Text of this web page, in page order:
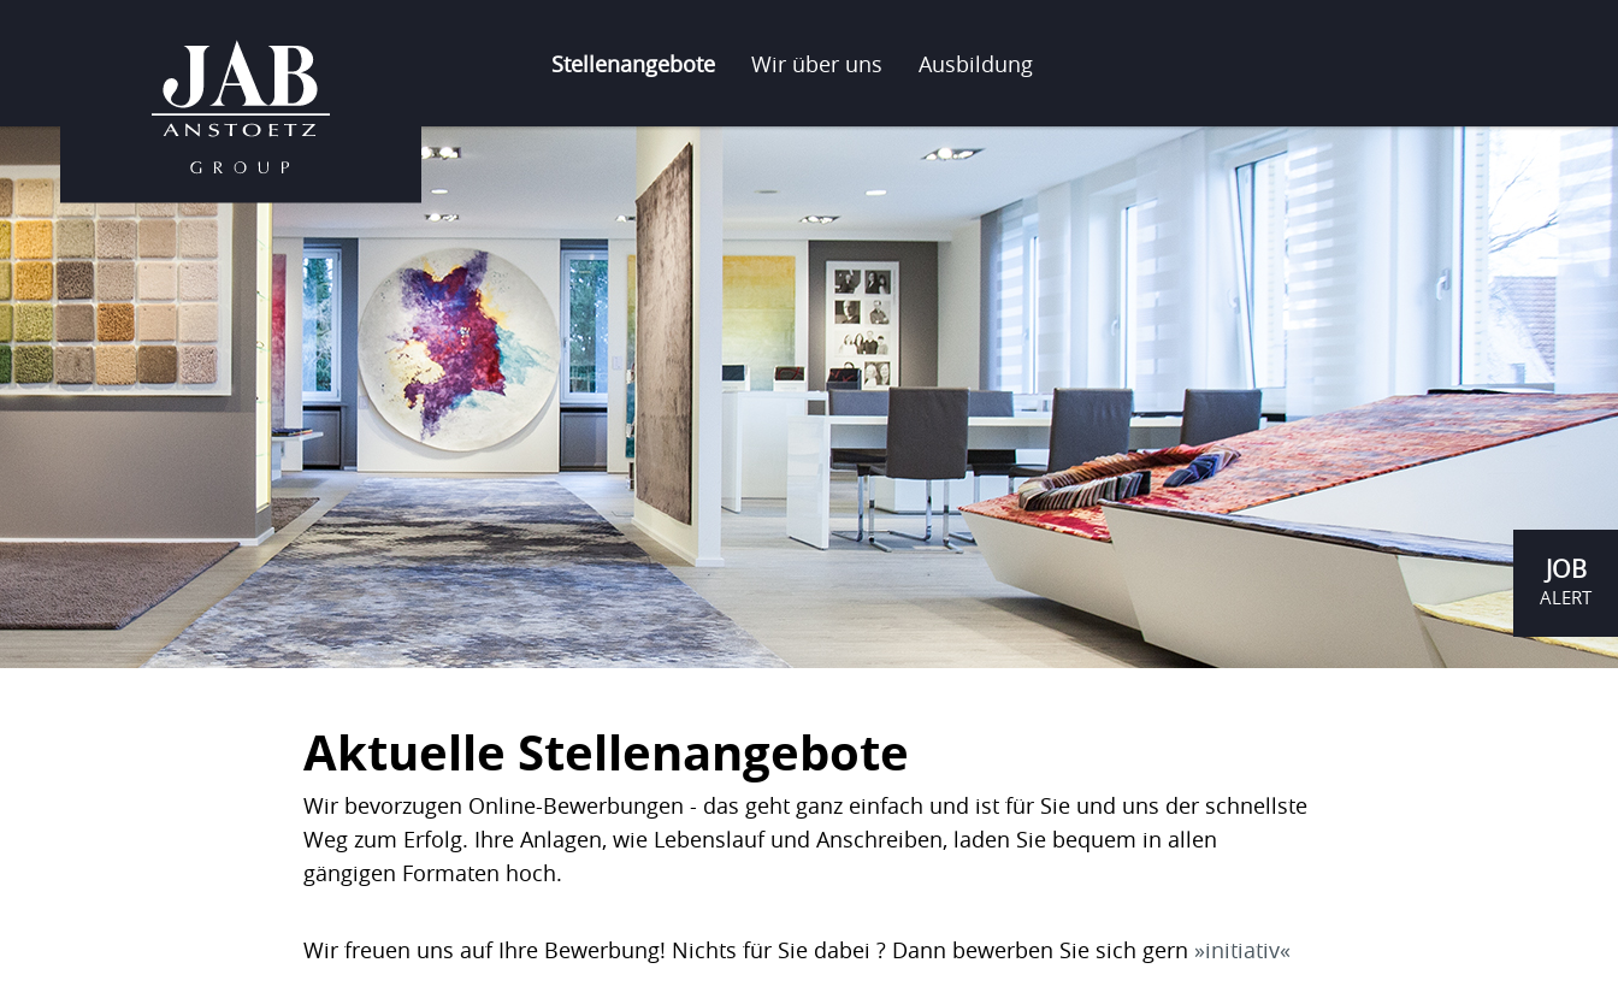
Stellenangebote Wir über uns Ausbildung
Aktuelle Stellenangebote
Wir bevorzugen Online-Bewerbungen - das geht ganz einfach und ist für Sie und uns der schnellste
Weg zum Erfolg. Ihre Anlagen, wie Lebenslauf und Anschreiben, laden Sie bequem in allen
gängigen Formaten hoch.
Wir freuen uns auf Ihre Bewerbung! Nichts für Sie dabei ? Dann bewerben Sie sich gern initiativ
JOB
ALERT